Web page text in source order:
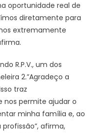
oportunidade real de
diretamente para
extremamente
R.P.V., um dos
2.”Agradeço a
traz
nos permite ajudar o
minha família e, ao
afirma,